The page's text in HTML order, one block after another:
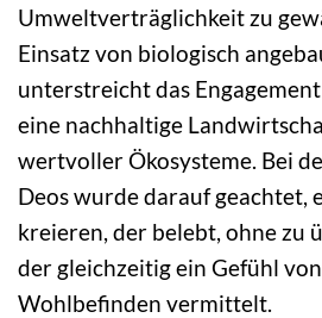
Umweltverträglichkeit zu
Einsatz von biologisch
unterstreicht das
eine nachhaltige
wertvoller Ökosysteme. Bei
Deos wurde darauf geachtet,
kreieren, der belebt, ohne zu
der gleichzeitig ein Gefühl
Wohlbefinden vermittelt.